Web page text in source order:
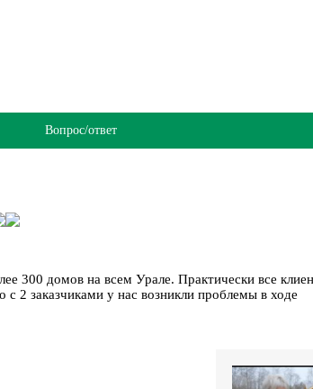
Вопрос/ответ
300 домов на всем Урале. Практически все
2 заказчиками у нас возникли проблемы в ходе